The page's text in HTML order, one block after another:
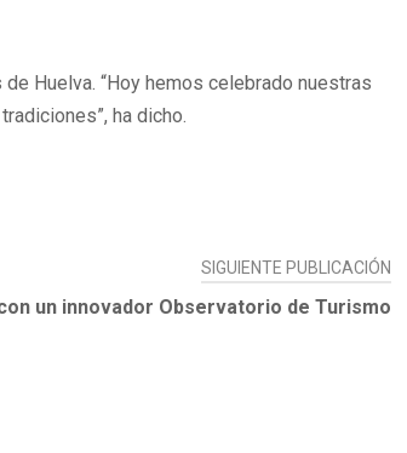
Huelva. “Hoy hemos celebrado nuestras
ha dicho.
SIGUIENTE PUBLICACIÓN
un innovador Observatorio de Turismo